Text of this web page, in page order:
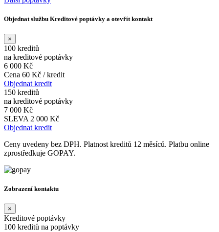
Objednat službu Kreditové poptávky a otevřít kontakt
×
100 kreditů
na kreditové poptávky
6 000 Kč
Cena 60 Kč / kredit
Objednat kredit
150 kreditů
na kreditové poptávky
7 000 Kč
SLEVA 2 000 Kč
Objednat kredit
Ceny uvedeny bez DPH. Platnost kreditů 12 měsíců. Platbu online
zprostředkuje GOPAY.
Zobrazení kontaktu
×
Kreditové poptávky
100 kreditů na poptávky